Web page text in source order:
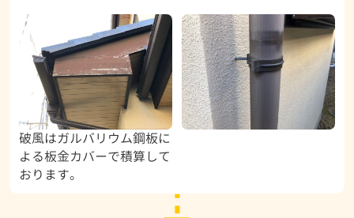
破風はガルバリウム鋼板に
よる板金カバーで積算して
おります。